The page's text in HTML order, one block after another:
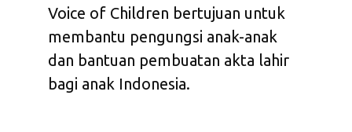
Voice of Children bertujuan untuk
membantu pengungsi anak-anak
dan bantuan pembuatan akta lahir
bagi anak Indonesia.